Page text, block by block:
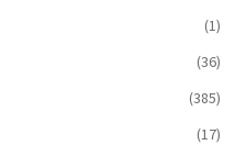
(1)
(36)
(385)
(17)